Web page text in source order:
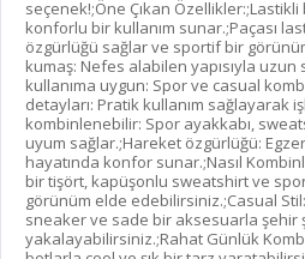
seçenek!;Öne Çıkan Özellikler:;Lastikli
konforlu bir kullanım sunar.;Paçası
özgürlüğü sağlar ve sportif bir
kumaş: Nefes alabilen yapısıyla
kullanıma uygun: Spor ve casual
detayları: Pratik kullanım sağlayarak
kombinlenebilir: Spor ayakkabı,
uyum sağlar.;Hareket özgürlüğü:
hayatında konfor sunar.;Nasıl
bir tişört, kapüşonlu sweatshirt ve
görünüm elde edebilirsiniz.;Casual
sneaker ve sade bir aksesuarla şehir
yakalayabilirsiniz.;Rahat Günlük